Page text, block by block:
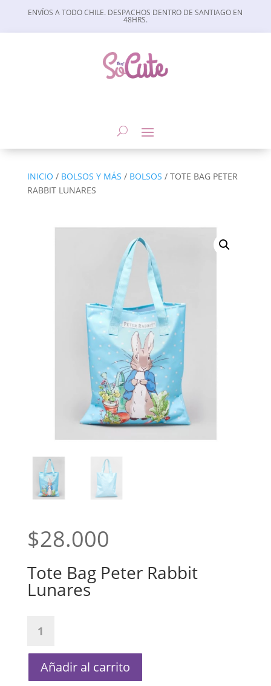
ENVÍOS A TODO CHILE. DESPACHOS DENTRO DE SANTIAGO EN
48HRS.
INICIO / BOLSOS Y MÁS / BOLSOS / TOTE BAG PETER
RABBIT LUNARES
$28.000
Tote Bag Peter Rabbit
Lunares
Bag
Rabbit
Lunares
Añadir al carrito